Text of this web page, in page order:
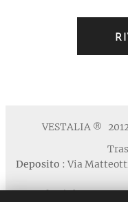
VESTALIA ®
Deposito : Via
Studio / Show Room